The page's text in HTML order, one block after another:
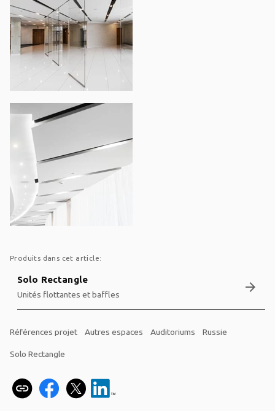
Produits dans cet article:
Solo Rectangle
Unités flottantes et baffles arrow_forward
Références projet Autres espaces Auditoriums Russie
Solo Rectangle